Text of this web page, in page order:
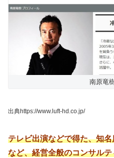
南原竜
出典https://www.luft-hd.co.jp/
テレビ出演などで得た、知
など、経営全般のコンサル